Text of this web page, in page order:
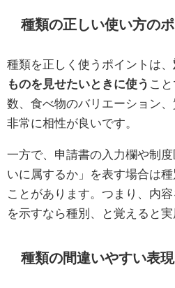
種類の正しい使い方の
種類を正しく使うポイントは、
ものを見せたいときに使う こ
数、食べ物のバリエーション
非常に相性が良いです。
一方で、申請書の入力欄や制
いに属するか」を表す場合は
ことがあります。つまり、内
を示すなら種別、と覚えると実
種類の間違いやすい表現